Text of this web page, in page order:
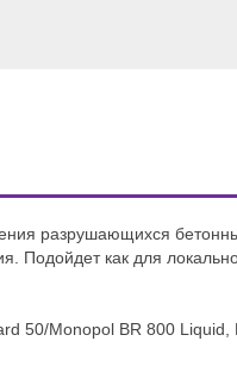
разрушающихся
Подойдет как для
50/Monopol BR 800